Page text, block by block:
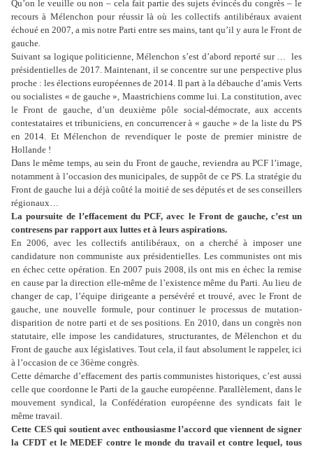
Qu’on le veuille ou non – cela fait partie des sujets évincés du congrès – le
recours à Mélenchon pour réussir là où les collectifs antilibéraux avaient
échoué en 2007, a mis notre Parti entre ses mains, tant qu’il y aura le Front de
gauche.
Suivant sa logique politicienne, Mélenchon s’est d’abord reporté sur … les
présidentielles de 2017. Maintenant, il se concentre sur une perspective plus
proche : les élections européennes de 2014. Il part à la débauche d’amis Verts
ou socialistes « de gauche », Maastrichiens comme lui. La constitution, avec
le Front de gauche, d’un deuxième pôle social-démocrate, aux accents
contestataires et tribuniciens, en concurrencer à « gauche » de la liste du PS
en 2014. Et Mélenchon de revendiquer le poste de premier ministre de
Hollande !
Dans le même temps, au sein du Front de gauche, reviendra au PCF l’image,
notamment à l’occasion des municipales, de suppôt de ce PS. La stratégie du
Front de gauche lui a déjà coûté la moitié de ses députés et de ses conseillers
régionaux…
La poursuite de l’effacement du PCF, avec le Front de gauche, c’est un
contresens par rapport aux luttes et à leurs aspirations.
En 2006, avec les collectifs antilibéraux, on a cherché à imposer une
candidature non communiste aux présidentielles. Les communistes ont mis
en échec cette opération. En 2007 puis 2008, ils ont mis en échec la remise
en cause par la direction elle-même de l’existence même du Parti. Au lieu de
changer de cap, l’équipe dirigeante a persévéré et trouvé, avec le Front de
gauche, une nouvelle formule, pour continuer le processus de mutation-
disparition de notre parti et de ses positions. En 2010, dans un congrès non
statutaire, elle impose les candidatures, structurantes, de Mélenchon et du
Front de gauche aux législatives. Tout cela, il faut absolument le rappeler, ici
à l’occasion de ce 36ème congrès.
Cette démarche d’effacement des partis communistes historiques, c’est aussi
celle que coordonne le Parti de la gauche européenne. Parallèlement, dans le
mouvement syndical, la Confédération européenne des syndicats fait le
même travail.
Cette CES qui soutient avec enthousiasme l’accord que viennent de signer
la CFDT et le MEDEF contre le monde du travail et contre lequel, tous